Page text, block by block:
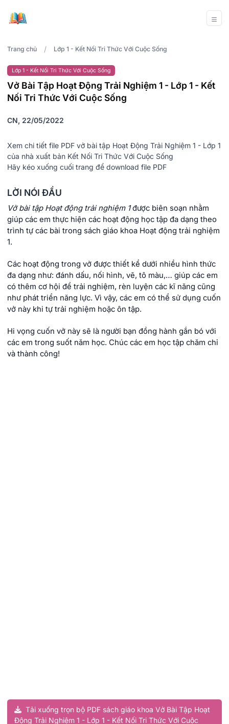
Trang chủ / Lớp 1 - Kết Nối Tri Thức Với Cuộc Sống
Lớp 1 - Kết Nối Tri Thức Với Cuộc Sống
Vở Bài Tập Hoạt Động Trải Nghiệm 1 - Lớp 1 - Kết
Nối Tri Thức Với Cuộc Sống
CN, 22/05/2022
Xem chi tiết file PDF vở bài tập Hoạt Động Trải Nghiệm 1 - Lớp 1
của nhà xuất bản Kết Nối Tri Thức Với Cuộc Sống
Hãy kéo xuống cuối trang để download file PDF
LỜI NÓI ĐẦU
Vở bài tập Hoạt động trải nghiệm 1được biên soạn nhằm
giúp các em thực hiện các hoạt động học tập đa dạng theo
trình tự các bài trong sách giáo khoa Hoạt động trải nghiệm
1.
Các hoạt động trong vở được thiết kể dưới nhiều hình thức
đa dạng như: đánh dấu, nối hình, vẽ, tô màu,… giúp các em
có thêm cơ hội để trải nghiệm, rèn luyện các kĩ năng cũng
như phát triển năng lực. Vì vậy, các em có thể sử dụng cuốn
vở này khi tự trải nghiệm hoặc ôn tập.
Hi vọng cuốn vở này sẽ là người bạn đồng hành gắn bó với
các em trong suốt năm học. Chúc các em học tập chăm chỉ
và thành công!
Tải xuống trọn bộ PDF sách giáo khoa Vở Bài Tập Hoạt
Động Trải Nghiệm 1 - Lớp 1 - Kết Nối Tri Thức Với Cuộc